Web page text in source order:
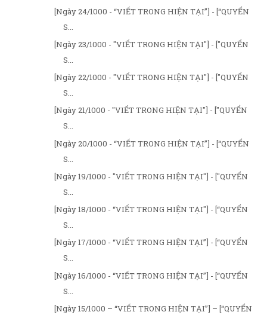
[Ngày 24/1000 - “VIẾT TRONG HIỆN TẠI”] - [“QUYỂN
S...
[Ngày 23/1000 - "VIẾT TRONG HIỆN TẠI"] - ["QUYỂN
S...
[Ngày 22/1000 - "VIẾT TRONG HIỆN TẠI"] - ["QUYỂN
S...
[Ngày 21/1000 - "VIẾT TRONG HIỆN TẠI"] - ["QUYỂN
S...
[Ngày 20/1000 - “VIẾT TRONG HIỆN TẠI”] - [“QUYỂN
S...
[Ngày 19/1000 - "VIẾT TRONG HIỆN TẠI"] - ["QUYỂN
S...
[Ngày 18/1000 - “VIẾT TRONG HIỆN TẠI"] - [“QUYỂN
S...
[Ngày 17/1000 - “VIẾT TRONG HIỆN TẠI”] - [“QUYỂN
S...
[Ngày 16/1000 - “VIẾT TRONG HIỆN TẠI”] - [“QUYỂN
S...
[Ngày 15/1000 – “VIẾT TRONG HIỆN TẠI”] – [“QUYỂN